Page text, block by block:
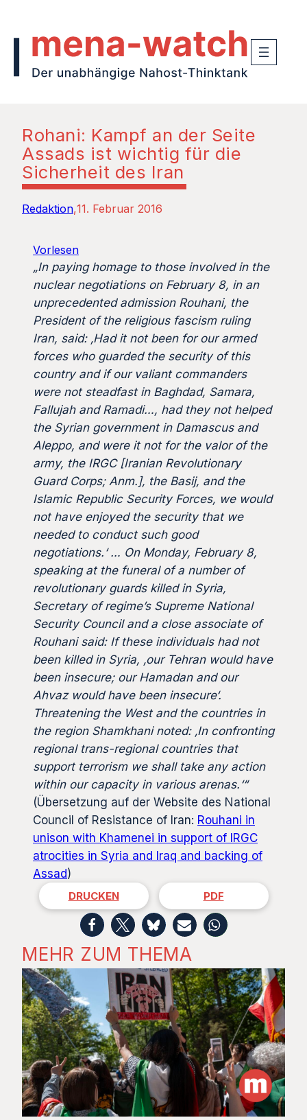
Rohani: Kampf an der Seite
Assads ist wichtig für die
Sicherheit des Iran
Redaktion 11. Februar 2016
Vorlesen
„In paying homage to those involved in the
nuclear negotiations on February 8, in an
unprecedented admission Rouhani, the
President of the religious fascism ruling
Iran, said: ‚Had it not been for our armed
forces who guarded the security of this
country and if our valiant commanders
were not steadfast in Baghdad, Samara,
Fallujah and Ramadi…, had they not helped
the Syrian government in Damascus and
Aleppo, and were it not for the valor of the
army, the IRGC [Iranian Revolutionary
Guard Corps; Anm.], the Basij, and the
Islamic Republic Security Forces, we would
not have enjoyed the security that we
needed to conduct such good
negotiations.‘ … On Monday, February 8,
speaking at the funeral of a number of
revolutionary guards killed in Syria,
Secretary of regime’s Supreme National
Security Council and a close associate of
Rouhani said: If these individuals had not
been killed in Syria, ‚our Tehran would have
been insecure; our Hamadan and our
Ahvaz would have been insecure‘.
Threatening the West and the countries in
the region Shamkhani noted: ‚In confronting
regional trans-regional countries that
support terrorism we shall take any action
within our capacity in various arenas.‘“
(Übersetzung auf der Website des National
Council of Resistance of Iran: Rouhani in
unison with Khamenei in support of IRGC
atrocities in Syria and Iraq and backing of
Assad)
DRUCKEN PDF
MEHR ZUM THEMA